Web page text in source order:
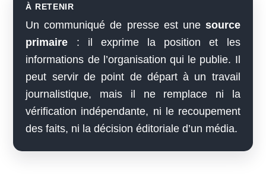
À RETENIR
Un communiqué de presse est une source
primaire : il exprime la position et les
informations de l’organisation qui le publie. Il
peut servir de point de départ à un travail
journalistique, mais il ne remplace ni la
vérification indépendante, ni le recoupement
des faits, ni la décision éditoriale d’un média.